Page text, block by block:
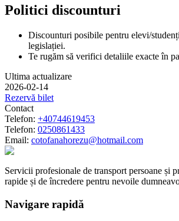
Politici discounturi
Discounturi posibile pentru elevi/
legislației.
Te rugăm să verifici detaliile exacte în
Ultima actualizare
2026-02-14
Rezervă bilet
Contact
Telefon: +40744619453
Telefon: 0250861433
Email: cotofanahorezu@hotmail.com
Servicii profesionale de transport persoane și
rapide și de încredere pentru nevoile
Navigare rapidă